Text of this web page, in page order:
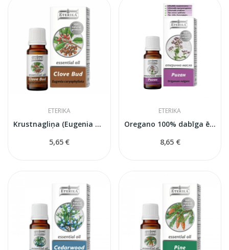
ETERIKA
Krustnagliņa (Eugenia Caryophyllata) — 100%...
5,65 €
ETERIKA
Oregano 100% dabīga ēteriskā eļļa (Origanum...
8,65 €